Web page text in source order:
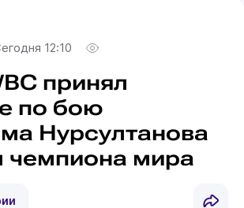
12:10
принял
по бою
Нурсултанова
чемпиона мира